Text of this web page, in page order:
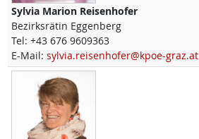
Sylvia Marion Reisenhofer
Bezirksrätin Eggenberg
Tel: +43 676 9609363
E-Mail: sylvia.reisenhofer@kpoe-graz.at